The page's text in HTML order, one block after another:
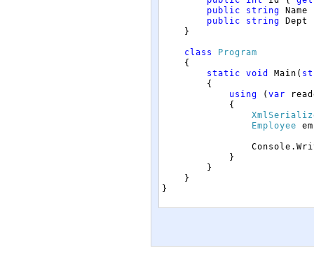
public
string Name
public
string Dept
}
class
Program
{
static
void Main (
{
using
( var
{
Employee
Console .
}
}
}
}